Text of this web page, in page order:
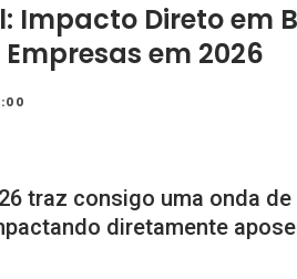
Impacto Direto em
em 2026
traz consigo uma onda
diretamente